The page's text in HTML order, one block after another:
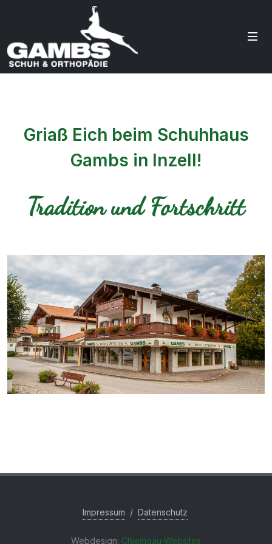
Griaß Eich beim Schuhhaus
Gambs in Inzell!
Tradition und Fortschritt
Impressum / Datenschutz
Webdesign: Chiemgau-Websites